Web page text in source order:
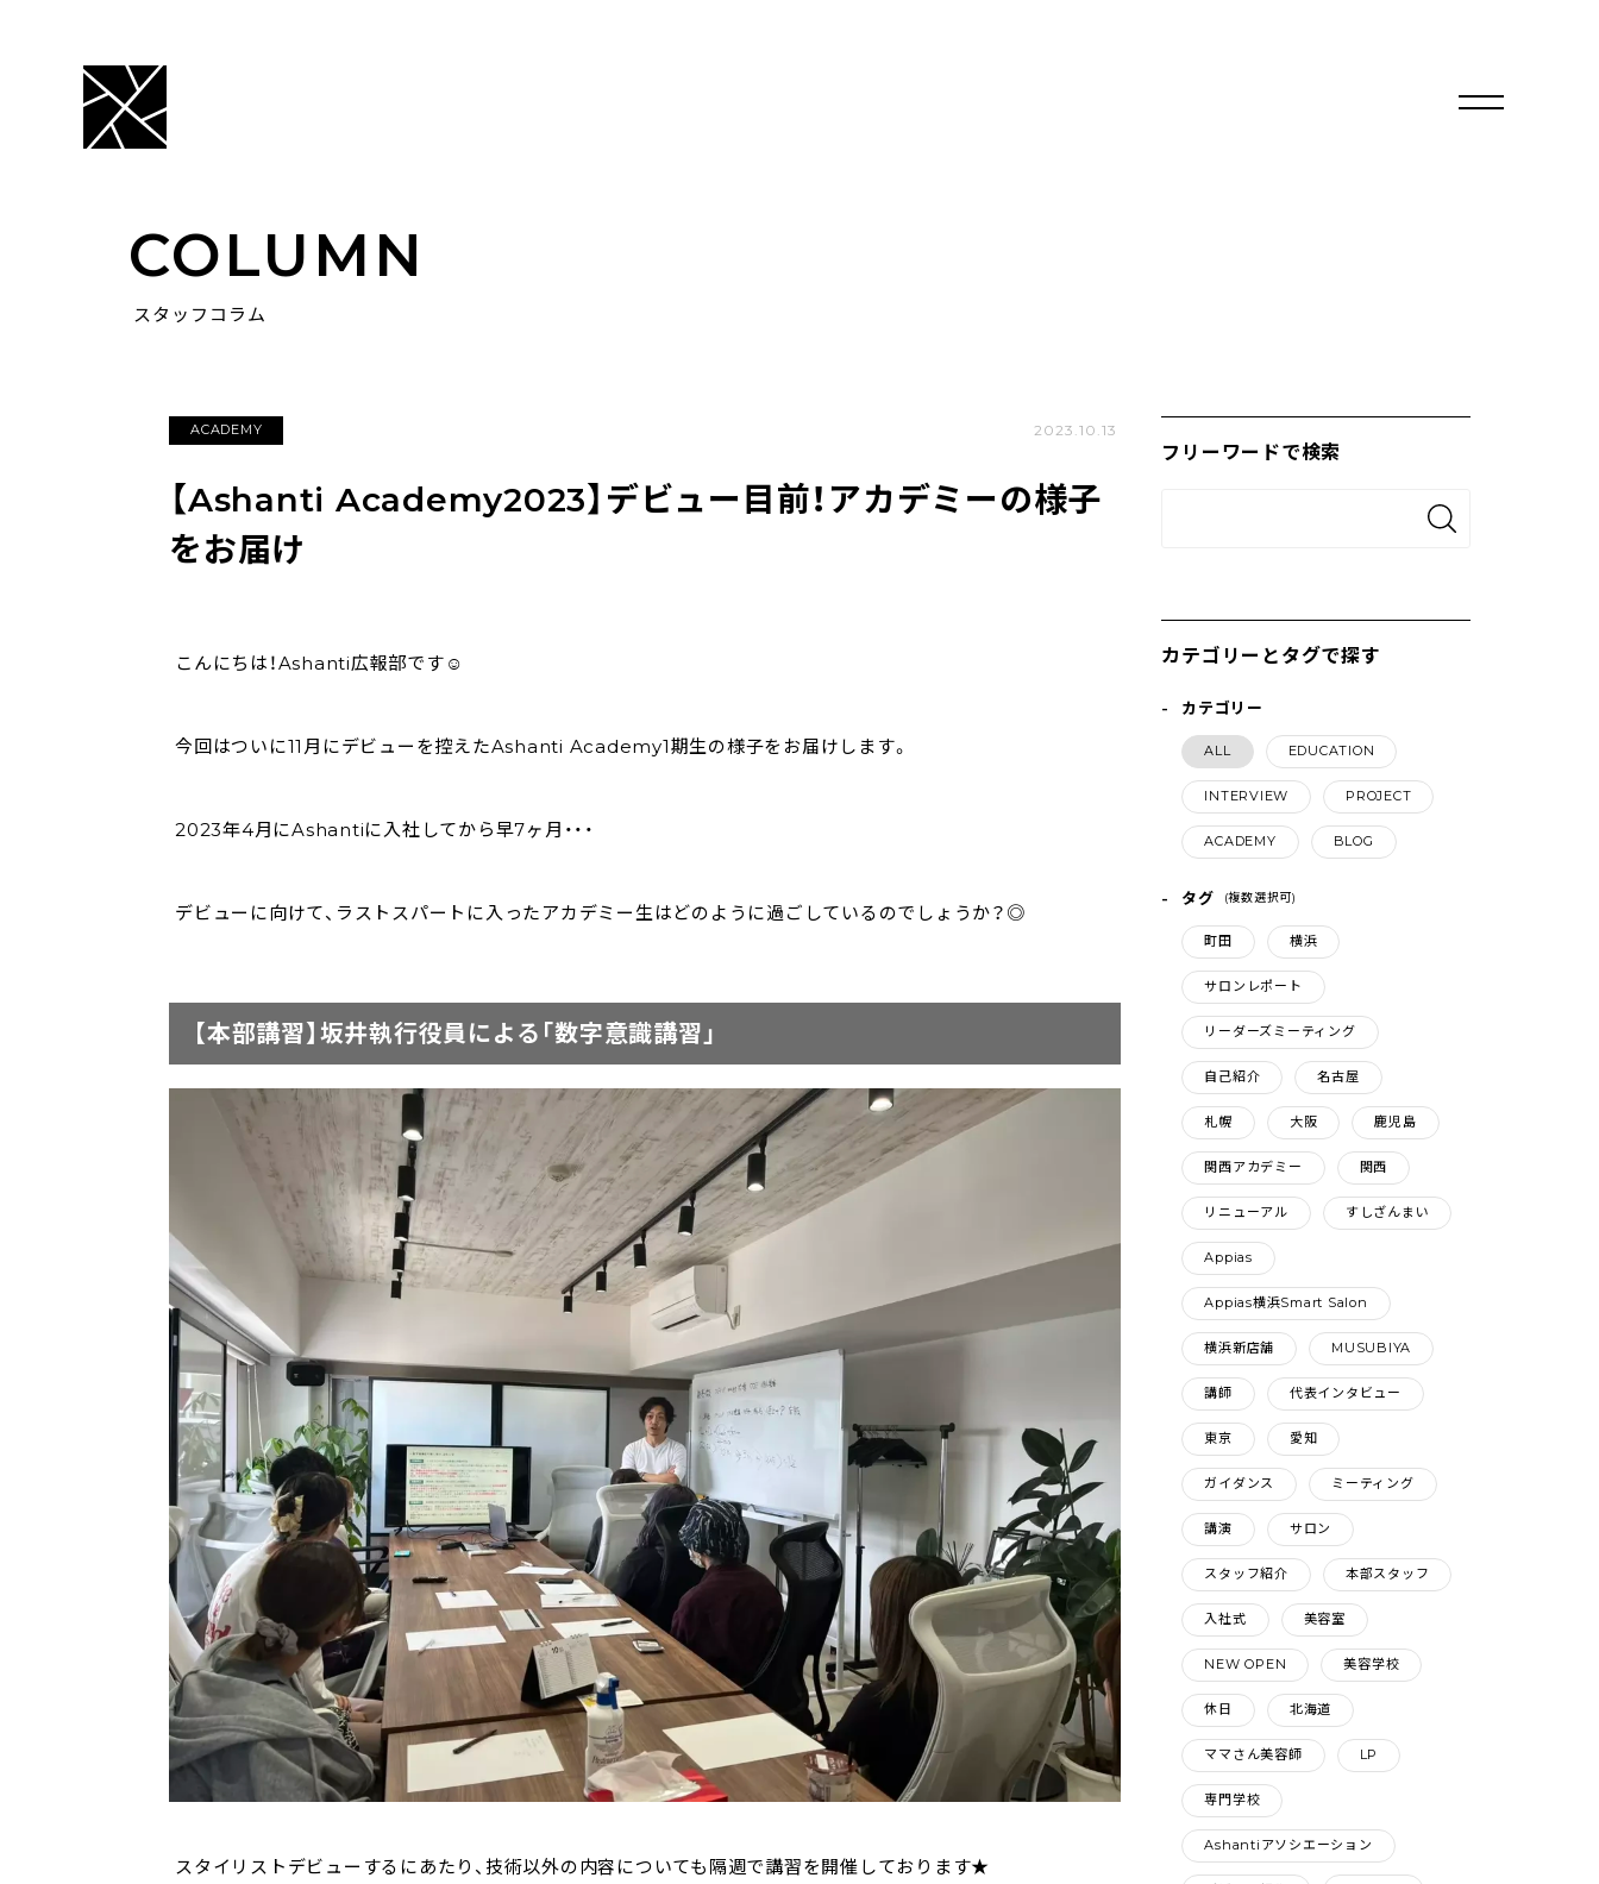
COLUMN
スタッフコラム
ACADEMY 2023.10.13
【Ashanti Academy2023】デビュー目前！アカデミーの様子
をお届け
こんにちは！Ashanti広報部です☺
今回はついに11月にデビューを控えたAshanti Academy1期生の様子をお届けします。
2023年4月にAshantiに入社してから早7ヶ月・・・
デビューに向けて、ラストスパートに入ったアカデミー生はどのように過ごしているのでしょうか？◎
【本部講習】坂井執行役員による「数字意識講習」
スタイリストデビューするにあたり、技術以外の内容についても隔週で講習を開催しております★
フリーワードで検索
カテゴリーとタグで探す
カテゴリー
ALL EDUCATION
INTERVIEW PROJECT
ACADEMY BLOG
タグ (複数選択可)
町田 横浜
サロンレポート
リーダーズミーティング
自己紹介 名古屋
札幌 大阪 鹿児島
関西アカデミー 関西
リニューアル すしざんまい
Appias
Appias横浜Smart Salon
横浜新店舗 MUSUBIYA
講師 代表インタビュー
東京 愛知
ガイダンス ミーティング
講演 サロン
スタッフ紹介 本部スタッフ
入社式 美容室
NEW OPEN 美容学校
休日 北海道
ママさん美容師 LP
専門学校
Ashantiアソシエーション